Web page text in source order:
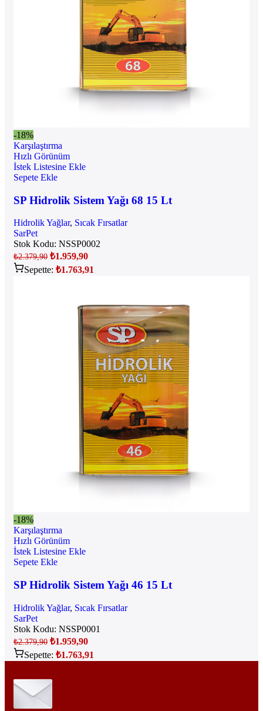
-18%
Karşılaştırma
Hızlı Görünüm
İstek Listesine Ekle
Sepete Ekle
SP Hidrolik Sistem Yağı 68 15 Lt
Hidrolik Yağlar, Sıcak Fırsatlar
SarPet
Stok Kodu: NSSP0002
₺2.379,90 ₺1.959,90
Sepette: ₺1.763,91
-18%
Karşılaştırma
Hızlı Görünüm
İstek Listesine Ekle
Sepete Ekle
SP Hidrolik Sistem Yağı 46 15 Lt
Hidrolik Yağlar, Sıcak Fırsatlar
SarPet
Stok Kodu: NSSP0001
₺2.379,90 ₺1.959,90
Sepette: ₺1.763,91